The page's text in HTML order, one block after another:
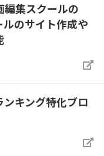
編集スクールの
のサイト作成や
キング特化ブロ